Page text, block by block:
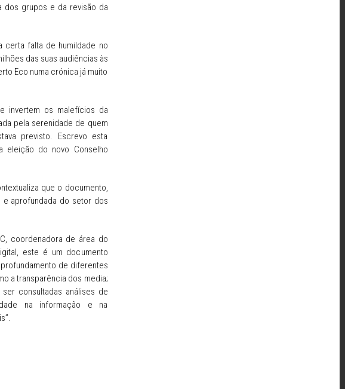
dos grupos e da revisão da
certa falta de humildade no
das suas audiências às
Eco numa crónica já muito
invertem os malefícios da
pela serenidade de quem
previsto. Escrevo esta
eleição do novo Conselho
que o documento,
e aprofundada do setor dos
coordenadora de área do
este é um documento
de diferentes
a transparência dos media;
consultadas análises de
na informação e na